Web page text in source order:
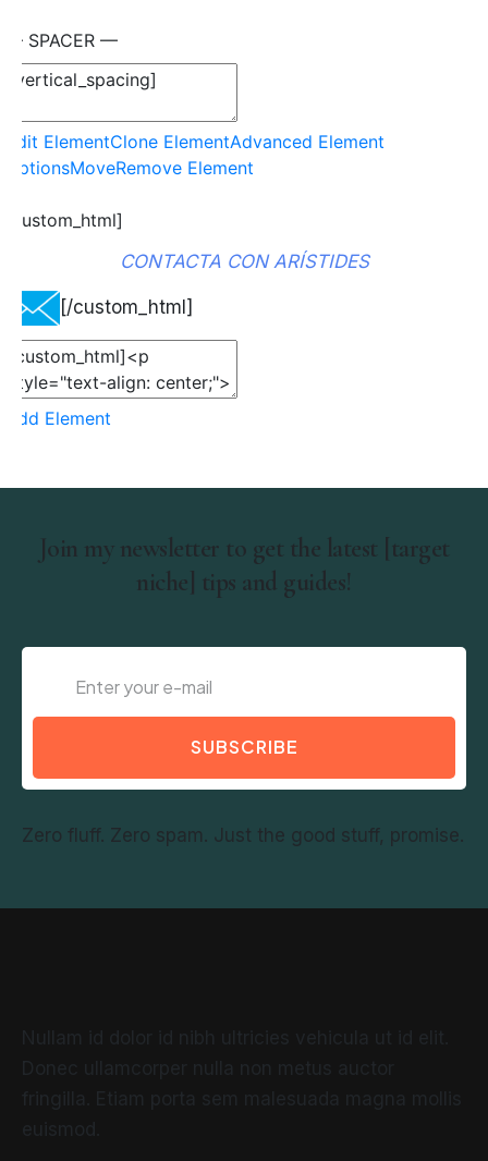
— SPACER —
Edit ElementClone ElementAdvanced Element
OptionsMoveRemove Element
[custom_html]
CONTACTA CON ARÍSTIDES
[/custom_html]
Add Element
Join my newsletter to get the latest [target
niche] tips and guides!
SUBSCRIBE
Zero fluff. Zero spam. Just the good stuff, promise.